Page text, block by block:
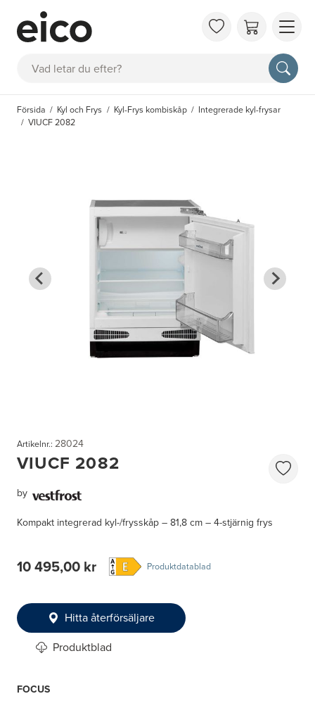
Sök
OM
FAQ
Försida Kyl och Frys Kyl-Frys kombiskåp
Integrerade kyl-frysar
VIUCF 2082
Artikelnr.: 28024
VIUCF 2082
by
Kompakt integrerad kyl-/frysskåp – 81,8 cm – 4-stjärnig frys
10 495,00 kr Produktdatablad
Hitta återförsäljare
Produktblad
FOCUS